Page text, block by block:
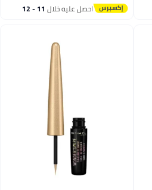
احصل عليه خلال 11 - 12